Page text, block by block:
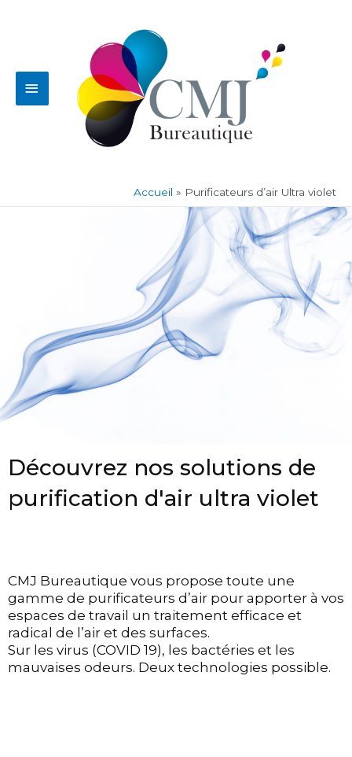
Accueil Purificateurs d’air Ultra violet
Découvrez nos solutions de
purification d'air ultra violet
CMJ Bureautique vous propose toute une
gamme de purificateurs d’air pour apporter à vos
espaces de travail un traitement efficace et
radical de l’air et des surfaces.
Sur les virus (COVID 19), les bactéries et les
mauvaises odeurs. Deux technologies possible.